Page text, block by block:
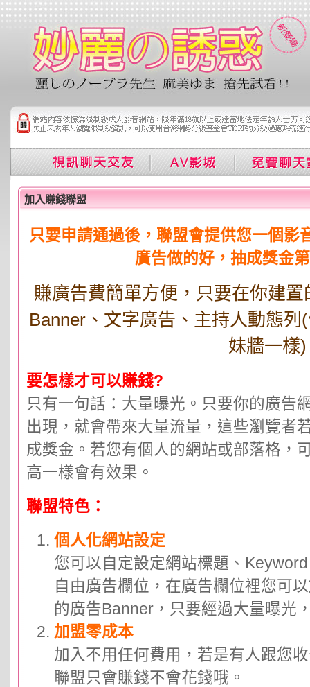
加入賺錢聯盟
只要申請通過後，聯盟會提供您一個影
廣告做的好，抽成獎金
賺廣告費簡單方便，只要在你建
Banner、文字廣告、主持人動態
妹牆一樣)
要怎樣才可以賺錢?
只有一句話：大量曝光。只要你的廣告
出現，就會帶來大量流量，這些瀏覽者
成獎金。若您有個人的網站或部落格，
高一樣會有效果。
聯盟特色：
個人化網站設定
您可以自定設定網站標題、
自由廣告欄位，在廣告欄位裡您可
的廣告Banner，只要經過大量曝光
加盟零成本
加入不用任何費用，若是有人跟您
聯盟只會賺錢不會花錢哦。